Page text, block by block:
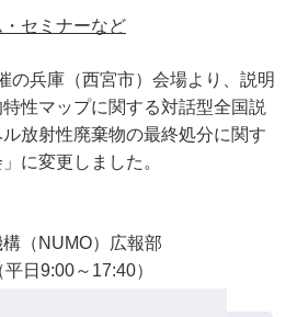
セミナーなど
の兵庫（西宮市）会場より、説明
性マップに関する対話型全国説
放射性廃棄物の最終処分に関す
に変更しました。
（NUMO）広報部
日9:00～17:40）